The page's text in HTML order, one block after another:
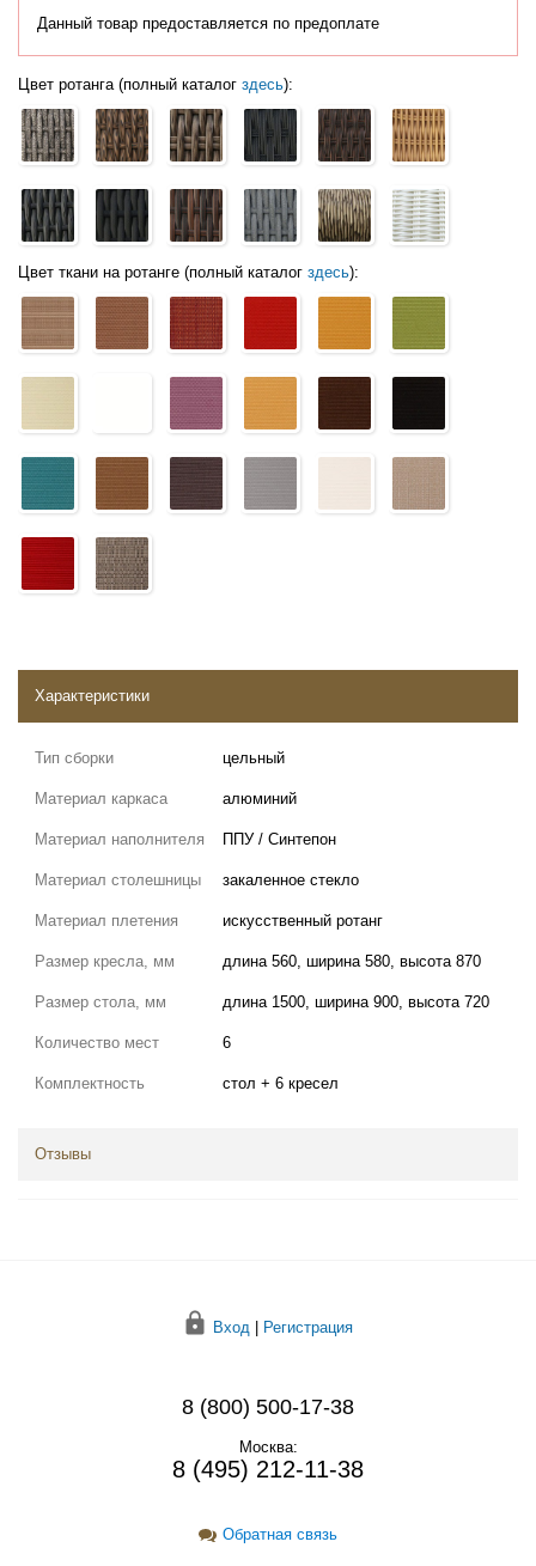
Данный товар предоставляется по предоплате
Цвет ротанга (полный каталог здесь):
Цвет ткани на ротанге (полный каталог здесь):
Характеристики
Тип сборки цельный
Материал каркаса алюминий
Материал наполнителя ППУ / Синтепон
Материал столешницы закаленное стекло
Материал плетения искусственный ротанг
Размер кресла, мм длина 560, ширина 580, высота 870
Размер стола, мм длина 1500, ширина 900, высота 720
Количество мест 6
Комплектность стол + 6 кресел
Отзывы
Вход | Регистрация
8 (800) 500-17-38
Москва:
8 (495) 212-11-38
Обратная связь